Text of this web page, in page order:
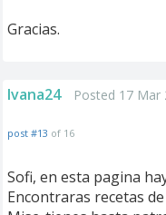
Gracias.
Ivana24 Posted 17 Mar
post #13 of 16
Sofi, en esta pagina
Encontraras recetas